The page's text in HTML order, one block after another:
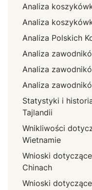
Analiza
Analiza
Analiza Polskich
Analiza
Analiza
Analiza
Statystyki i
Tajlandii
Wnikliwości
Wietnamie
Wnioski
Chinach
Wnioski